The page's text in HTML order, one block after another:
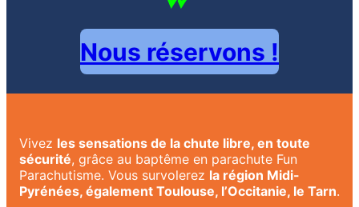
Nous réservons !
Vivez les sensations de la chute libre, en toute
sécurité, grâce au baptême en parachute Fun
Parachutisme. Vous survolerez la région Midi-
Pyrénées, également Toulouse, l’Occitanie, le Tarn.